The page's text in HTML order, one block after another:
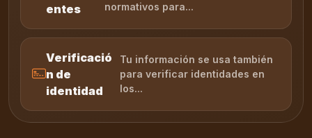
entes
normativos para...
Verificació
n de
identidad
Tu información se usa también
para verificar identidades en
los...